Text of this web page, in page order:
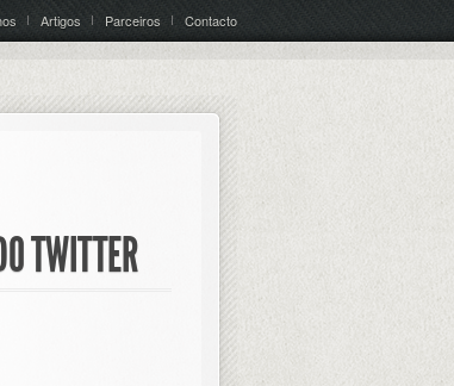
Artigos Parceiros Contacto
TWITTER